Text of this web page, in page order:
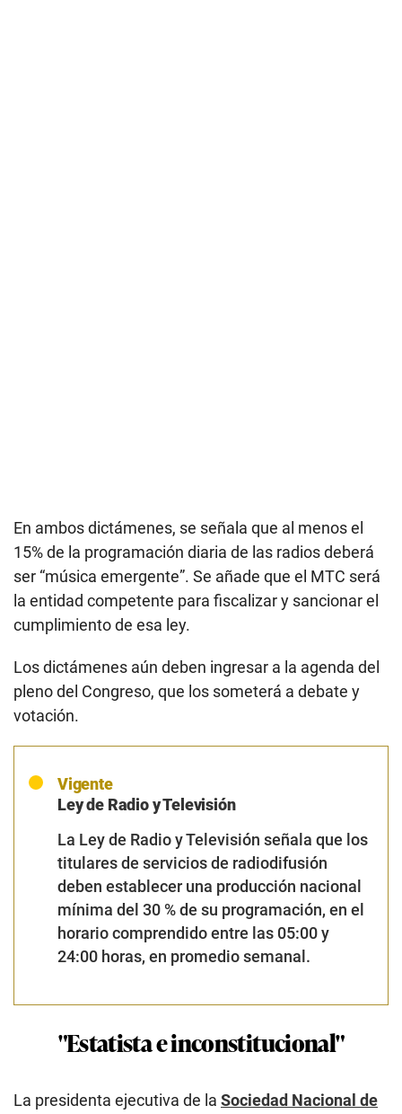
En ambos dictámenes, se señala que al menos el
15% de la programación diaria de las radios deberá
ser “música emergente”. Se añade que el MTC será
la entidad competente para fiscalizar y sancionar el
cumplimiento de esa ley.
Los dictámenes aún deben ingresar a la agenda del
pleno del Congreso, que los someterá a debate y
votación.
Vigente
Ley de Radio y Televisión
La Ley de Radio y Televisión señala que los
titulares de servicios de radiodifusión
deben establecer una producción nacional
mínima del 30 % de su programación, en el
horario comprendido entre las 05:00 y
24:00 horas, en promedio semanal.
"Estatista e inconstitucional"
La presidenta ejecutiva de la Sociedad Nacional de